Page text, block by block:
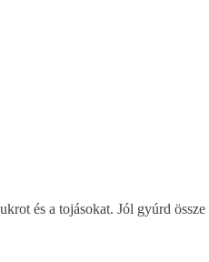
és a tojásokat. Jól gyúrd